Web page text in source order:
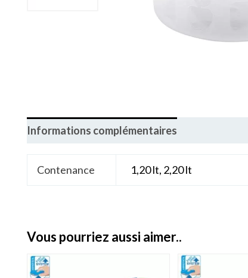
Informations complémentaires
Contenance 1,20 lt, 2,20 lt
vous pourriez aussi aimer..